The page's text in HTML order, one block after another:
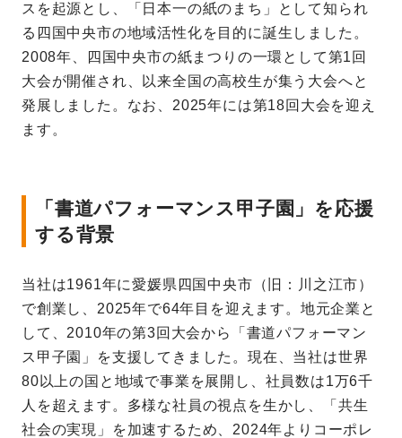
スを起源とし、「日本一の紙のまち」として知られ
る四国中央市の地域活性化を目的に誕生しました。
2008年、四国中央市の紙まつりの一環として第1回
大会が開催され、以来全国の高校生が集う大会へと
発展しました。なお、2025年には第18回大会を迎え
ます。
「書道パフォーマンス甲子園」を応援
する背景
当社は1961年に愛媛県四国中央市（旧：川之江市）
で創業し、2025年で64年目を迎えます。地元企業と
して、2010年の第3回大会から「書道パフォーマン
ス甲子園」を支援してきました。現在、当社は世界
80以上の国と地域で事業を展開し、社員数は1万6千
人を超えます。多様な社員の視点を生かし、「共生
社会の実現」を加速するため、2024年よりコーポレ